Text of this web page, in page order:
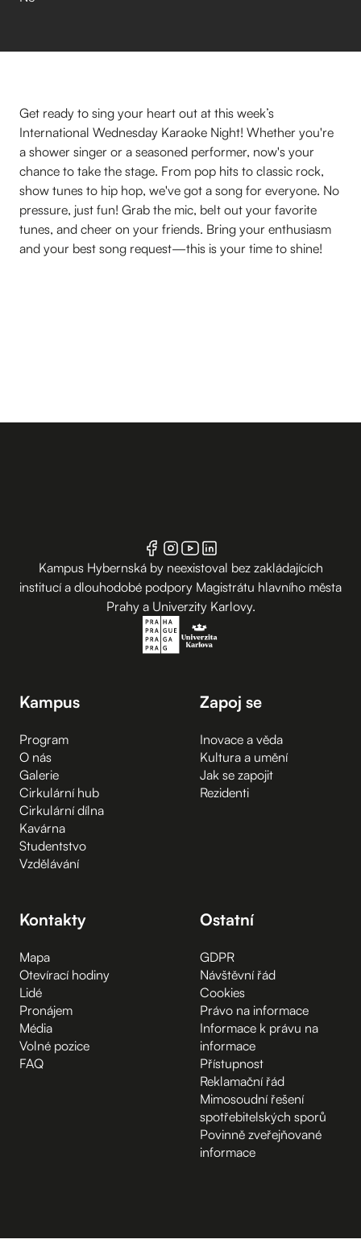
Get ready to sing your heart out at this week’s
International Wednesday Karaoke Night! Whether you're
a shower singer or a seasoned performer, now's your
chance to take the stage. From pop hits to classic rock,
show tunes to hip hop, we've got a song for everyone. No
pressure, just fun! Grab the mic, belt out your favorite
tunes, and cheer on your friends. Bring your enthusiasm
and your best song request—this is your time to shine!
Kampus Hybernská by neexistoval bez zakládajících
institucí a dlouhodobé podpory Magistrátu hlavního města
Prahy a Univerzity Karlovy.
Kampus
Program
O nás
Galerie
Cirkulární hub
Cirkulární dílna
Kavárna
Studentstvo
Vzdělávání
Zapoj se
Inovace a věda
Kultura a umění
Jak se zapojit
Rezidenti
Kontakty
Mapa
Otevírací hodiny
Lidé
Pronájem
Média
Volné pozice
FAQ
Ostatní
GDPR
Návštěvní řád
Cookies
Právo na informace
Informace k právu na
informace
Přístupnost
Reklamační řád
Mimosoudní řešení
spotřebitelských sporů
Povinně zveřejňované
informace